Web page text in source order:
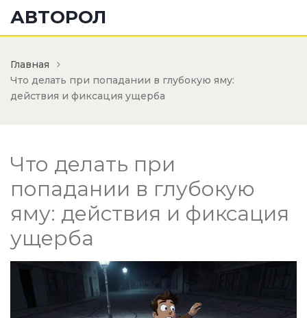
АВТОРОЛ
Главная
Что делать при попадании в глубокую яму:
действия и фиксация ущерба
Что делать при
попадании в глубокую
яму: действия и фиксация
ущерба